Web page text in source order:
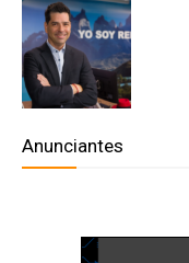
Anunciantes